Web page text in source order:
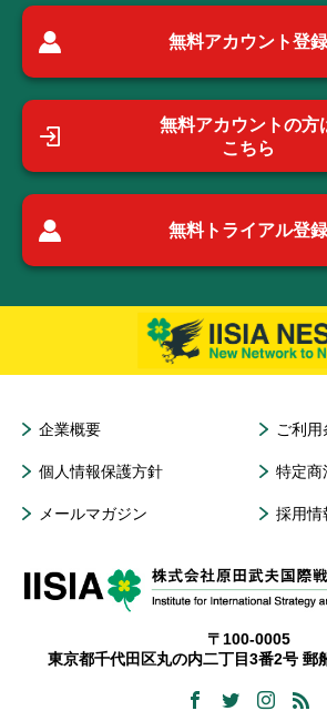
無料アカウント登録
無料アカウントの方
こちら
無料トライアル登録
企業概要 ご利用
個人情報保護方針 特定商
メールマガジン 採用情
〒100-0005
東京都千代田区丸の内二丁目3番2号 郵